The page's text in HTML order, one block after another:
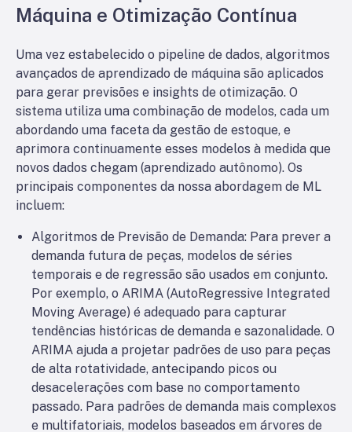
Máquina e Otimização Contínua
Uma vez estabelecido o pipeline de dados, algoritmos
avançados de aprendizado de máquina são aplicados
para gerar previsões e insights de otimização. O
sistema utiliza uma combinação de modelos, cada um
abordando uma faceta da gestão de estoque, e
aprimora continuamente esses modelos à medida que
novos dados chegam (aprendizado autônomo). Os
principais componentes da nossa abordagem de ML
incluem:
Algoritmos de Previsão de Demanda: Para prever a
demanda futura de peças, modelos de séries
temporais e de regressão são usados em conjunto.
Por exemplo, o ARIMA (AutoRegressive Integrated
Moving Average) é adequado para capturar
tendências históricas de demanda e sazonalidade. O
ARIMA ajuda a projetar padrões de uso para peças
de alta rotatividade, antecipando picos ou
desacelerações com base no comportamento
passado. Para padrões de demanda mais complexos
e multifatoriais, modelos baseados em árvores de